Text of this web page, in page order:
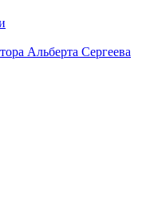
Альберта Сергеева